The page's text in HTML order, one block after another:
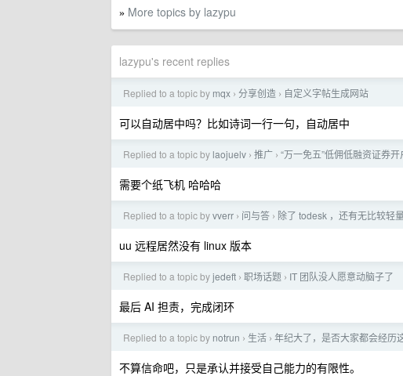
» More topics by lazypu
lazypu's recent replies
Replied to a topic by mqx › 分享创造 › 自定义字帖生成网站
可以自动居中吗？比如诗词一行一句，自动居中
Replied to a topic by laojuelv › 推广 › “万一免五”低佣低融资证券
需要个纸飞机 哈哈哈
Replied to a topic byvverr › 问与答 › 除了 todesk ，还有无比较轻
uu 远程居然没有 linux 版本
Replied to a topic byjedeft › 职场话题 › IT 团队没人愿意动脑子了
最后 AI 担责，完成闭环
Replied to a topic by notrun › 生活 › 年纪大了，是否大家都会经历
不算信命吧，只是承认并接受自己能力的有限性。